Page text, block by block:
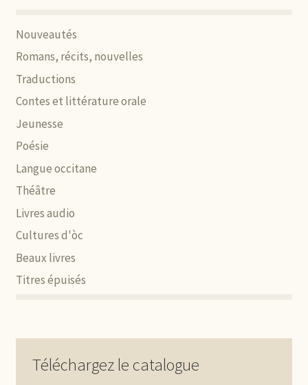
Nouveautés
Romans, récits, nouvelles
Traductions
Contes et littérature orale
Jeunesse
Poésie
Langue occitane
Théâtre
Livres audio
Cultures d'òc
Beaux livres
Titres épuisés
Téléchargez le catalogue